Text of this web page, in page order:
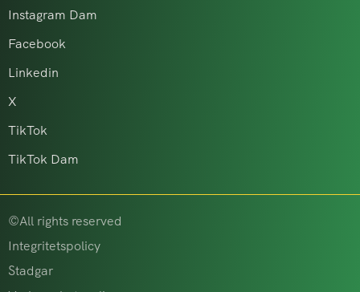
Instagram Dam
Facebook
Linkedin
X
TikTok
TikTok Dam
©All rights reserved
Integritetspolicy
Stadgar